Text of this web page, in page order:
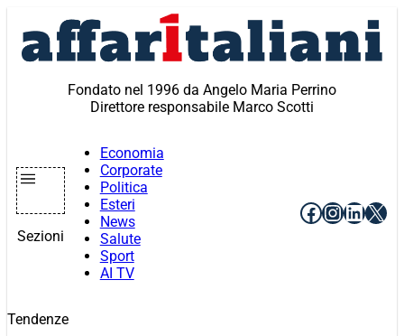
contenuto
Fondato nel 1996 da Angelo Maria Perrino
Direttore responsabile Marco Scotti
Sezioni
Economia
Corporate
Politica
Esteri
News
Salute
Sport
AI TV
Facebook
X
Tendenze